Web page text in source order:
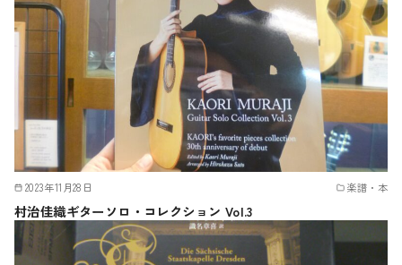
2023年11月28日 楽譜・本
村治佳織ギターソロ・コレクション Vol.3